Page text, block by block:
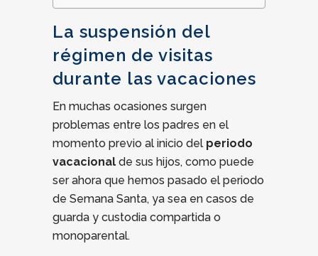
La suspensión del
régimen de visitas
durante las vacaciones
En muchas ocasiones surgen
problemas entre los padres en el
momento previo al inicio del periodo
vacacional de sus hijos, como puede
ser ahora que hemos pasado el periodo
de Semana Santa, ya sea en casos de
guarda y custodia compartida o
monoparental.